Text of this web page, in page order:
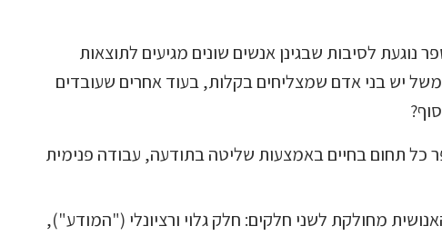
נוגעת לסיבות שבגינן אנשים שונים מגיעים לתוצאות
יש בני אדם שמצליחים בקלות, בעוד אחרים שעובדים
כל תחום בחיים באמצעות שליטה בתודעה, עבודה פנימית
מחולקת לשני חלקים: חלק גלוי ורציונלי ("המודע"),